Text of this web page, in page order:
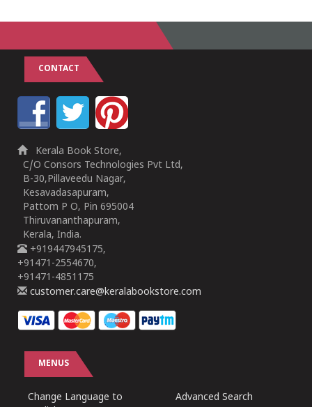
CONTACT
Kerala Book Store,
C/O Consors Technologies Pvt Ltd,
B-30,Pillaveedu Nagar,
Kesavadasapuram,
Pattom P O, Pin 695004
Thiruvananthapuram,
Kerala, India.
+919447945175,
+91471-2554670,
+91471-4851175
customer.care@keralabookstore.com
MENUS
Change Language to
Advanced Search